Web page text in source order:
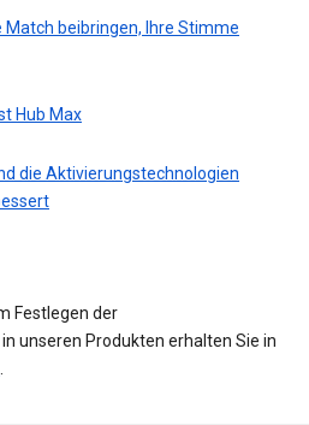
beibringen, Ihre Stimme
Hub Max
die Aktivierungstechnologien
Festlegen der
unseren Produkten erhalten Sie in
.